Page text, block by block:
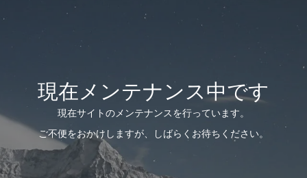
現在メンテナンス中です
現在サイトのメンテナンスを行っています。
ご不便をおかけしますが、しばらくお待ちください。